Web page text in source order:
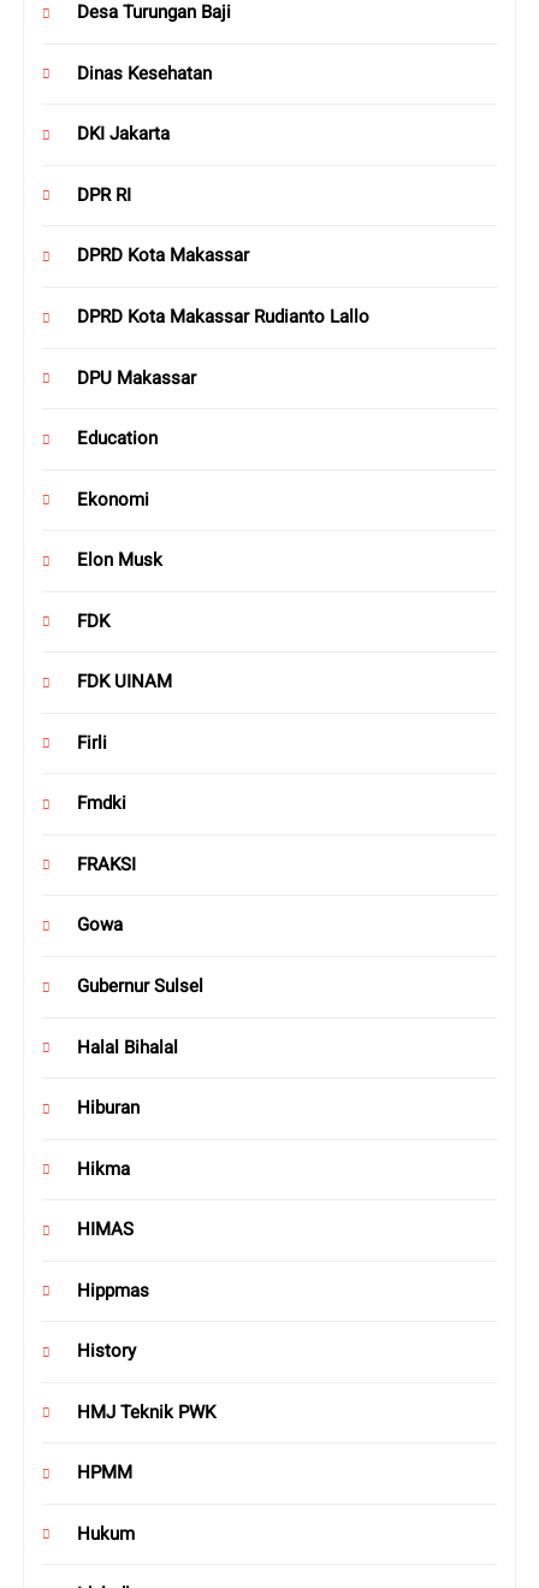
Desa Turungan Baji
Dinas Kesehatan
DKI Jakarta
DPR RI
DPRD Kota Makassar
DPRD Kota Makassar Rudianto Lallo
DPU Makassar
Education
Ekonomi
Elon Musk
FDK
FDK UINAM
Firli
Fmdki
FRAKSI
Gowa
Gubernur Sulsel
Halal Bihalal
Hiburan
Hikma
HIMAS
Hippmas
History
HMJ Teknik PWK
HPMM
Hukum